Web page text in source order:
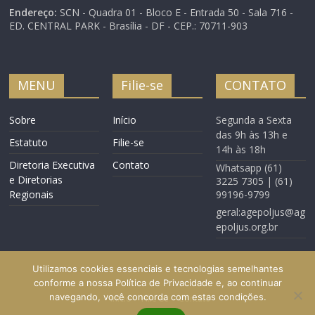
Endereço: SCN - Quadra 01 - Bloco E - Entrada 50 - Sala 716 -
ED. CENTRAL PARK - Brasília - DF - CEP.: 70711-903
MENU
Sobre
Estatuto
Diretoria Executiva
e Diretorias
Regionais
Filie-se
Início
Filie-se
Contato
CONTATO
Segunda a Sexta
das 9h às 13h e
14h às 18h
Whatsapp (61)
3225 7305 | (61)
99196-9799
geral:agepoljus@ag
epoljus.org.br
Início Filie-se Contato
Utilizamos cookies essenciais e tecnologias semelhantes
conforme a nossa Política de Privacidade e, ao continuar
navegando, você concorda com estas condições.